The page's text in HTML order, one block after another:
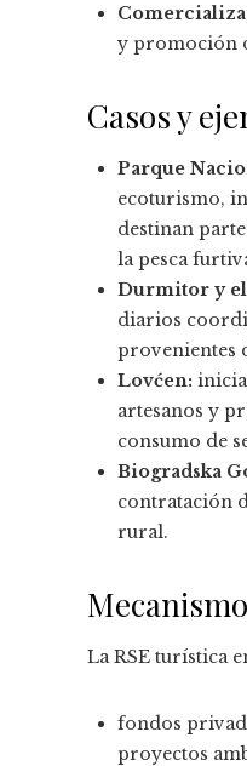
y promoción
Casos y
Parque
ecoturismo,
destinan
la pesca
Durmitor y el
diarios
provenientes
Lovćen:
artesanos y
consumo de
Biogradska
contratación
rural.
La RSE turística
fondos
proyectos